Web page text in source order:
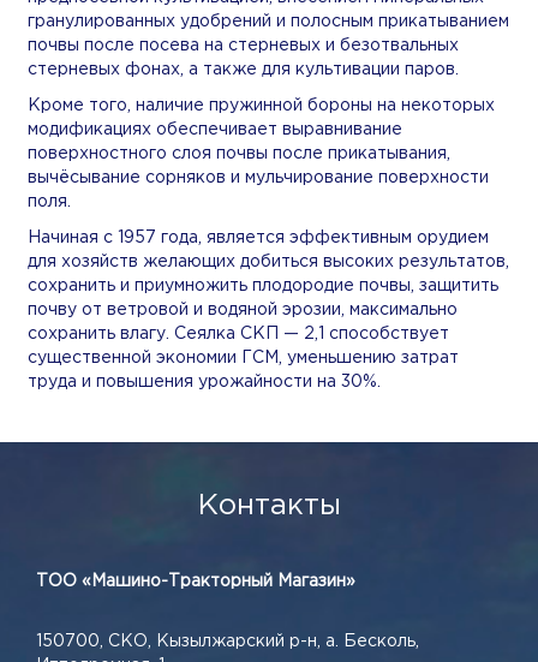
гранулированных удобрений и полосным прикатыванием
почвы после посева на стерневых и безотвальных
стерневых фонах, а также для культивации паров.
Кроме того, наличие пружинной бороны на некоторых
модификациях обеспечивает выравнивание
поверхностного слоя почвы после прикатывания,
вычёсывание сорняков и мульчирование поверхности
поля.
Начиная с 1957 года, является эффективным орудием
для хозяйств желающих добиться высоких результатов,
сохранить и приумножить плодородие почвы, защитить
почву от ветровой и водяной эрозии, максимально
сохранить влагу. Сеялка СКП — 2,1 способствует
существенной экономии ГСМ, уменьшению затрат
труда и повышения урожайности на 30%.
Контакты
ТОО «Машино-Тракторный Магазин»
150700, СКО, Кызылжарский р-н, а. Бесколь,